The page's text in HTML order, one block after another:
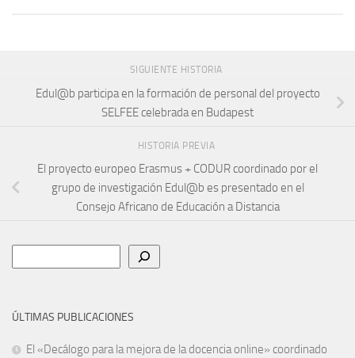
SIGUIENTE HISTORIA
Edul@b participa en la formación de personal del proyecto
SELFEE celebrada en Budapest
HISTORIA PREVIA
El proyecto europeo Erasmus + CODUR coordinado por el
grupo de investigación Edul@b es presentado en el
Consejo Africano de Educación a Distancia
ÚLTIMAS PUBLICACIONES
El «Decálogo para la mejora de la docencia online» coordinado